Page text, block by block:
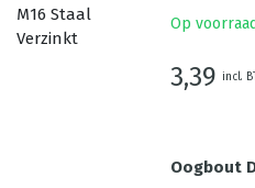
Op voorraad
3,39 incl.
Oogbout